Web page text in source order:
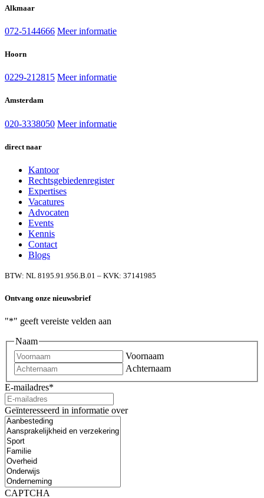
Alkmaar
072-5144666 Meer informatie
Hoorn
0229-212815 Meer informatie
Amsterdam
020-3338050 Meer informatie
direct naar
Kantoor
Rechtsgebiedenregister
Expertises
Vacatures
Advocaten
Events
Kennis
Contact
Blogs
BTW: NL 8195.91.956.B.01 – KVK: 37141985
Ontvang onze nieuwsbrief
"*" geeft vereiste velden aan
Naam
Voornaam
Achternaam
E-mailadres*
Geïnteresseerd in informatie over
CAPTCHA